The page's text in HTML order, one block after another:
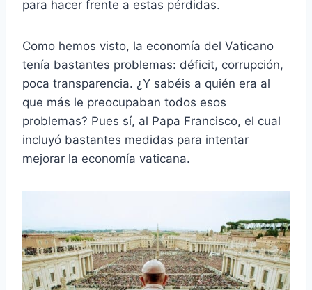
para hacer frente a estas pérdidas.
Como hemos visto, la economía del Vaticano
tenía bastantes problemas: déficit, corrupción,
poca transparencia. ¿Y sabéis a quién era al
que más le preocupaban todos esos
problemas? Pues sí, al Papa Francisco, el cual
incluyó bastantes medidas para intentar
mejorar la economía vaticana.